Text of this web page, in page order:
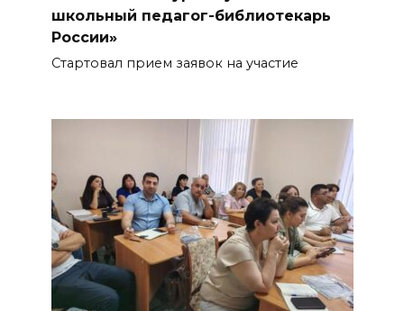
школьный педагог-библиотекарь
России»
Стартовал прием заявок на участие